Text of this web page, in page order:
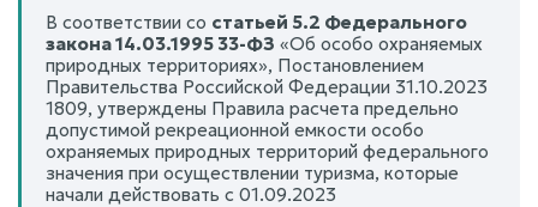
В соответствии со статьей 5.2 Федерального
закона 14.03.1995 33-ФЗ «Об особо охраняемых
природных территориях», Постановлением
Правительства Российской Федерации 31.10.2023
1809, утверждены Правила расчета предельно
допустимой рекреационной емкости особо
охраняемых природных территорий федерального
значения при осуществлении туризма, которые
начали действовать с 01.09.2023